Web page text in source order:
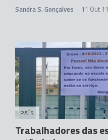
Sandra S. Gonçalves 11 Out
PAÍS
Trabalhadores das